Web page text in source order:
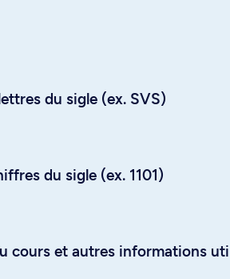
du sigle (ex. SVS)
du sigle (ex. 1101)
cours et autres informations